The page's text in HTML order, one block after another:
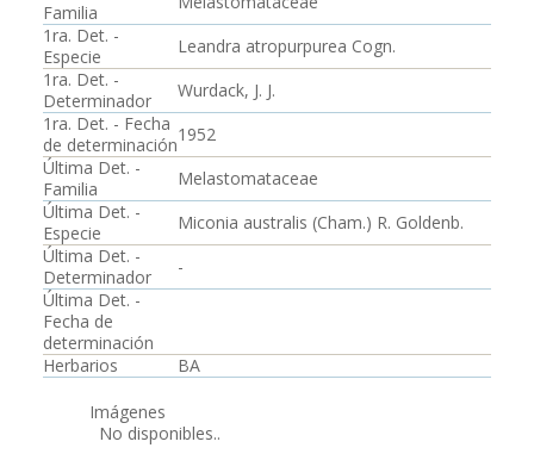
Familia
1ra. Det. -
Especie
Leandra atropurpurea Cogn.
1ra. Det. -
Determinador
Wurdack, J. J.
1ra. Det. - Fecha
de determinación1952
Última Det. -
Familia
Melastomataceae
Última Det. -
Especie
Miconia australis (Cham.) R. Goldenb.
Última Det. -
Determinador
-
Última Det. -
Fecha de
determinación
Herbarios
BA
Imágenes
No disponibles..